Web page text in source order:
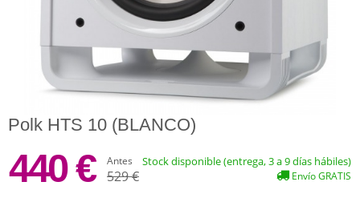
Polk HTS 10 (BLANCO)
440 € Antes
529 €
Stock disponible (entrega, 3 a 9 días hábiles)
Envío GRATIS